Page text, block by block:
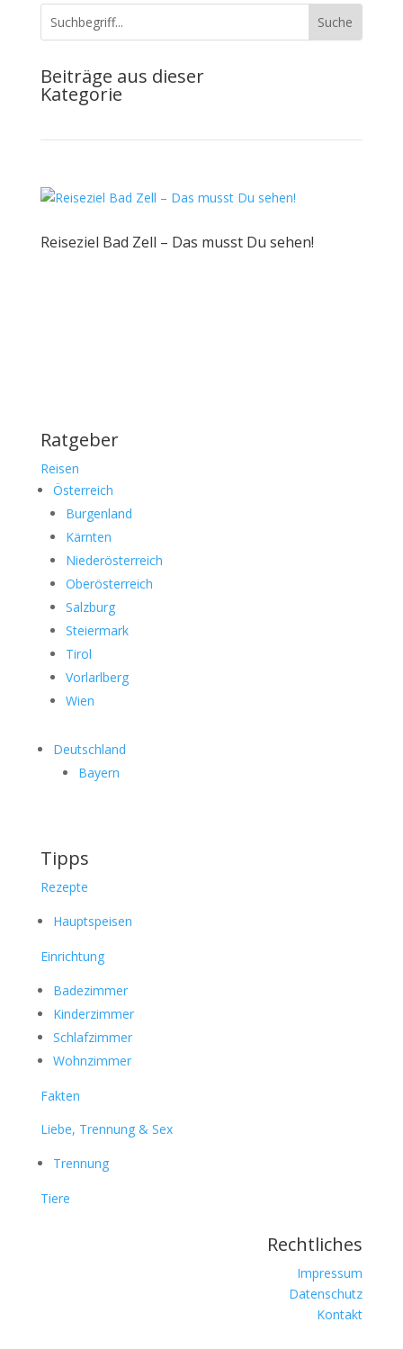
Beiträge aus dieser
Kategorie
Reiseziel Bad Zell – Das musst Du sehen!
Ratgeber
Reisen
Österreich
Burgenland
Kärnten
Niederösterreich
Oberösterreich
Salzburg
Steiermark
Tirol
Vorlarlberg
Wien
Deutschland
Bayern
Tipps
Rezepte
Hauptspeisen
Einrichtung
Badezimmer
Kinderzimmer
Schlafzimmer
Wohnzimmer
Fakten
Liebe, Trennung & Sex
Trennung
Tiere
Rechtliches
Impressum
Datenschutz
Kontakt